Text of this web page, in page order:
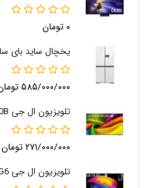
۰ تومان
۵۸۵/۰۰۰/۰۰۰ تومان
۲۷۱/۰۰۰/۰۰۰ تومان